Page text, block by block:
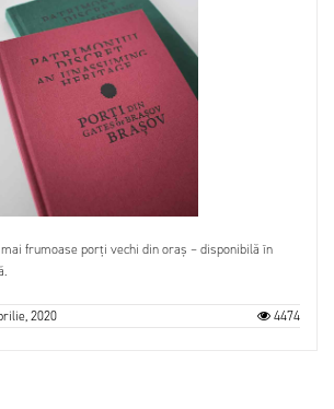
frumoase porți vechi din oraș – disponibilă în
2020 4474